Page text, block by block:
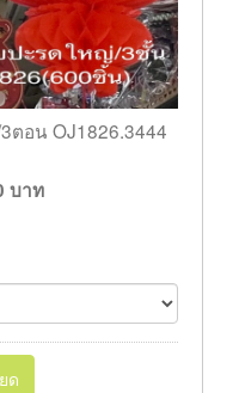
ตอน OJ1826.3444
บาท
ด